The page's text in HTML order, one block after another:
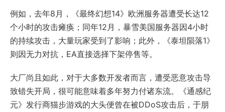
例如，去年8月，《最终幻想14》欧洲服务器遭受长达12
个小时的攻击瘫痪；同年12月，暴雪美国服务器因4小时
的持续攻击，大量玩家受到了影响；此外，《泰坦陨落1》
则因无力对抗，EA直接选择下架停售等。
大厂尚且如此，对于大多数开发者而言，遭受恶意攻击导
致错失开局，很可能意味着多年努力付诸东流。《通感纪
元》发行商猫步游戏的大头便曾在被DDoS攻击后，于朋